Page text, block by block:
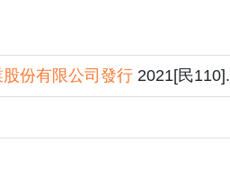
份有限公司發行2021[民110].